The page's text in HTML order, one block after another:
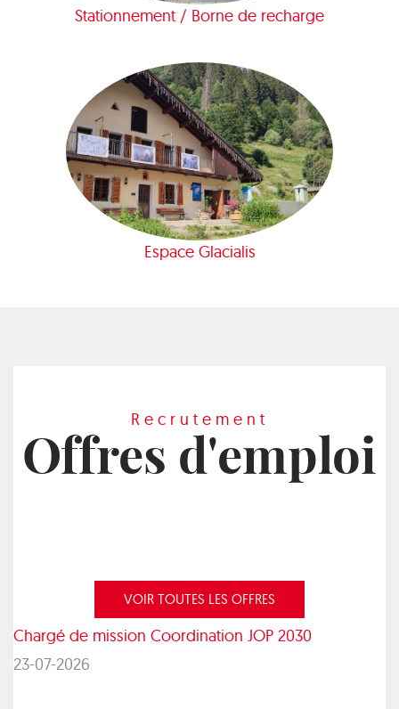
Stationnement / Borne de recharge
Espace Glacialis
Recrutement
Offres d'emploi
VOIR TOUTES LES OFFRES
Chargé de mission Coordination JOP 2030
23-07-2026